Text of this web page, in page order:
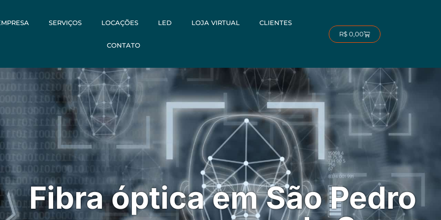
SERVIÇOS LOCAÇÕES LED LOJA VIRTUAL CLIENTES
CONTATO
R$0,00Carrinho
Fibra óptica em São Pedro